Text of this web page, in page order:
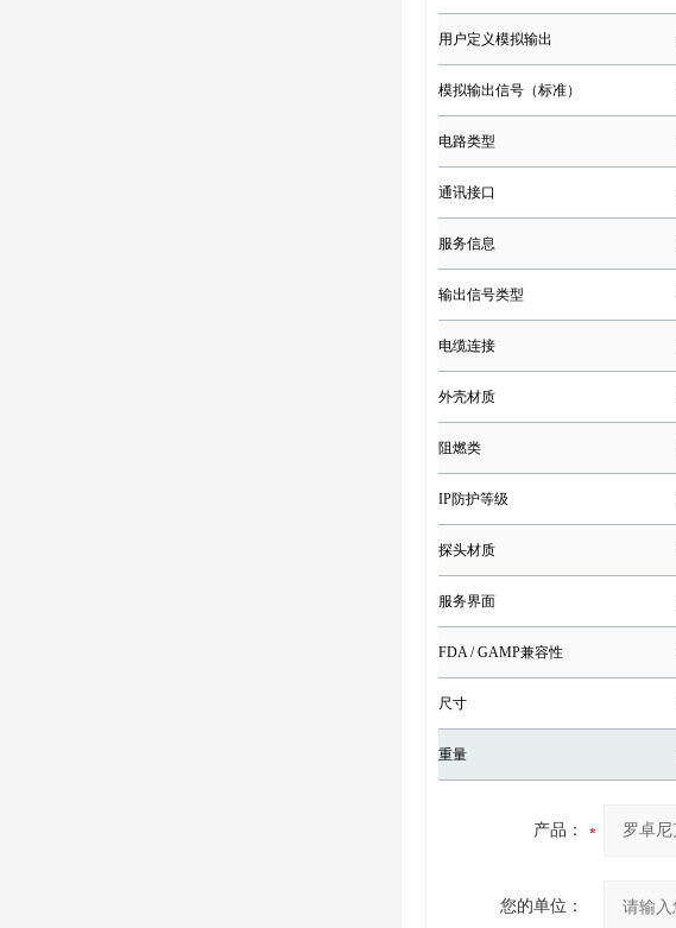
用户定义模拟输出
模拟输出信号（标准）
电路类型
通讯接口
服务信息
输出信号类型
电缆连接
外壳材质
阻燃类
IP防护等级
探头材质
服务界面
FDA / GAMP兼容性
尺寸
重量
产品：
您的单位：